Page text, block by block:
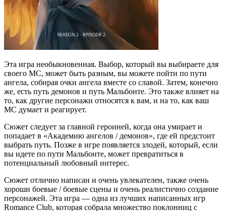
Эта игра необыкновенная. Выбор, который вы выбираете для
своего MC, может быть разным, вы можете пойти по пути
ангела, собирая очки ангела вместе со славой. Затем, конечно
же, есть путь демонов и путь Мальбонте. Это также влияет на
то, как другие персонажи относятся к вам, и на то, как ваш
MC думает и реагирует.
Сюжет следует за главной героиней, когда она умирает и
попадает в «Академию ангелов / демонов», где ей предстоит
выбрать путь. Позже в игре появляется злодей, который, если
вы идете по пути Мальбонте, может превратиться в
потенциальный любовный интерес.
Сюжет отлично написан и очень увлекателен, также очень
хороши боевые / боевые сцены и очень реалистично создание
персонажей. Эта игра — одна из лучших написанных игр
Romance Club, которая собрала множество поклонниц с